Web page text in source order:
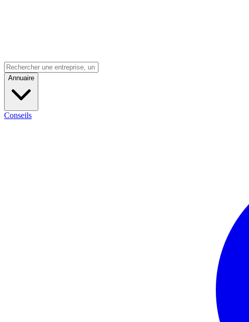
Annuaire
Conseils